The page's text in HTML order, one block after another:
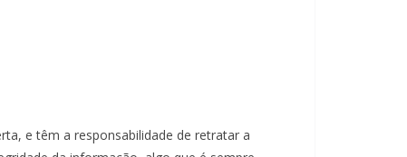
e têm a responsabilidade de retratar a